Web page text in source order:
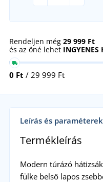
Rendeljen még 29 999 Ft
és az öné lehet INGYENES
0 Ft / 29 999 Ft
Leírás és paraméterek
Termékleírás
Modern túrázó
fülke belső lapos